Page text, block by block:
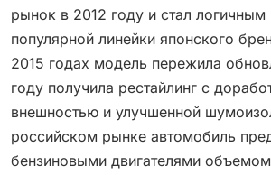
рынок в 2012 году и стал
популярной линейки японского
2015 годах модель пережила
году получила рестайлинг с
внешностью и улучшенной
российском рынке автомобиль
бензиновыми двигателями